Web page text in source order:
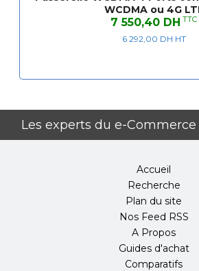
WCDMA ou 4G
7 550,40 DH TTC
6 292,00 DH HT
Les experts du e-Commerce
Accueil
Recherche
Plan du site
Nos Feed RSS
A Propos
Guides d'achat
Comparatifs